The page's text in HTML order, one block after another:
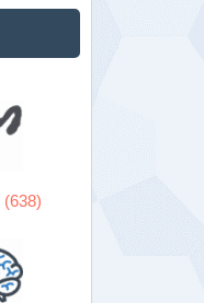
(638)